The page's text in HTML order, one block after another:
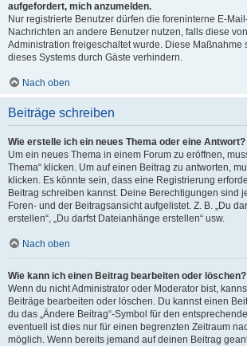
aufgefordert, mich anzumelden.
Nur registrierte Benutzer dürfen die foreninterne E-
Nachrichten an andere Benutzer nutzen, falls diese
Administration freigeschaltet wurde. Diese Maßnahme
dieses Systems durch Gäste verhindern.
Nach oben
Beiträge schreiben
Wie erstelle ich ein neues Thema oder eine Antwort?
Um ein neues Thema in einem Forum zu eröffnen,
Thema“ klicken. Um auf einen Beitrag zu antworten,
klicken. Es könnte sein, dass eine Registrierung
Beitrag schreiben kannst. Deine Berechtigungen sind
Foren- und der Beitragsansicht aufgelistet. Z. B. „Du
erstellen“, „Du darfst Dateianhänge erstellen“ usw.
Nach oben
Wie kann ich einen Beitrag bearbeiten oder löschen?
Wenn du nicht Administrator oder Moderator bist,
Beiträge bearbeiten oder löschen. Du kannst einen
du das „Ändere Beitrag“-Symbol für den
eventuell ist dies nur für einen begrenzten Zeitraum
möglich. Wenn bereits jemand auf deinen Beitrag